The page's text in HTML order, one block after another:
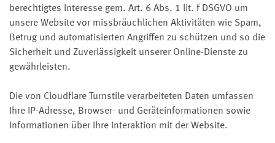
berechtigtes Interesse gem. Art. 6 Abs. 1 lit. f DSGVO um
unsere Website vor missbräuchlichen Aktivitäten wie Spam,
Betrug und automatisierten Angriffen zu schützen und so die
Sicherheit und Zuverlässigkeit unserer Online-Dienste zu
gewährleisten.
Die von Cloudflare Turnstile verarbeiteten Daten umfassen
Ihre IP-Adresse, Browser- und Geräteinformationen sowie
Informationen über Ihre Interaktion mit der Website.